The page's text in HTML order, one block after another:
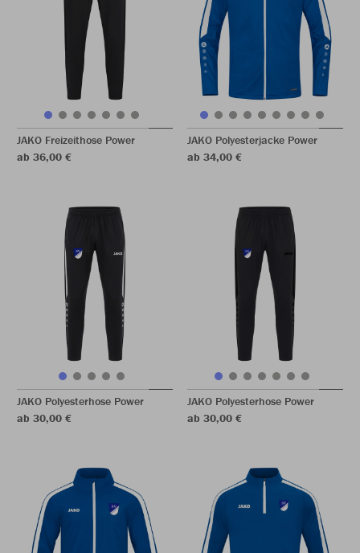
JAKO Freizeithose Power
ab 36,00 €
JAKO Polyesterjacke Power
ab 34,00 €
JAKO Polyesterhose Power
ab 30,00 €
JAKO Polyesterhose Power
ab 30,00 €